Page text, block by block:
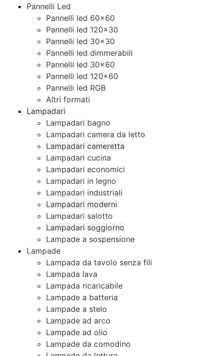
Pannelli Led
Pannelli led 60×60
Pannelli led 120×30
Pannelli led 30×30
Pannelli led dimmerabili
Pannelli led 30×60
Pannelli led 120×60
Pannelli led RGB
Altri formati
Lampadari
Lampadari bagno
Lampadari camera da letto
Lampadari cameretta
Lampadari cucina
Lampadari economici
Lampadari in legno
Lampadari industriali
Lampadari moderni
Lampadari salotto
Lampadari soggiorno
Lampade a sospensione
Lampade
Lampada da tavolo senza fili
Lampada lava
Lampada ricaricabile
Lampade a batteria
Lampade a stelo
Lampade ad arco
Lampade ad olio
Lampade da comodino